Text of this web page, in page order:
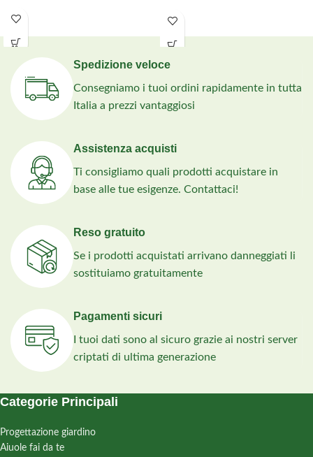
Spedizione veloce
Consegniamo i tuoi ordini rapidamente in tutta
Italia a prezzi vantaggiosi
Assistenza acquisti
Ti consigliamo quali prodotti acquistare in
base alle tue esigenze. Contattaci!
Reso gratuito
Se i prodotti acquistati arrivano danneggiati li
sostituiamo gratuitamente
Pagamenti sicuri
I tuoi dati sono al sicuro grazie ai nostri server
criptati di ultima generazione
Categorie Principali
Progettazione giardino
Aiuole fai da te